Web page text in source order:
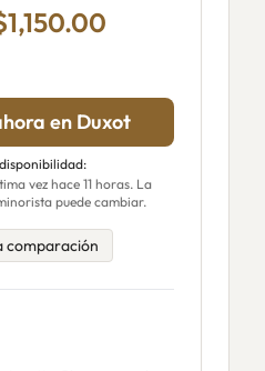
en Duxot
vez hace 11 horas. La
puede cambiar.
comparación